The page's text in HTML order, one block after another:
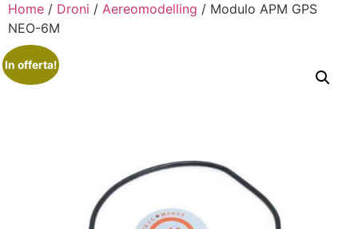
Home / Droni / Aereomodelling / Modulo APM GPS
NEO-6M
In offerta!